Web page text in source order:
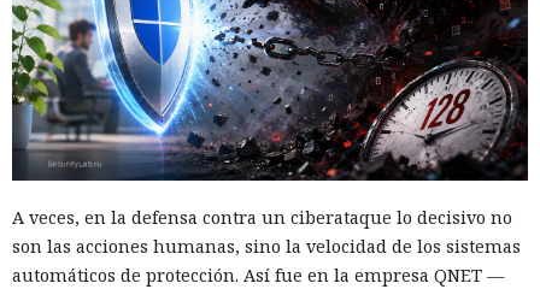
A veces, en la defensa contra un ciberataque lo decisivo no
son las acciones humanas, sino la velocidad de los sistemas
automáticos de protección. Así fue en la empresa QNET —